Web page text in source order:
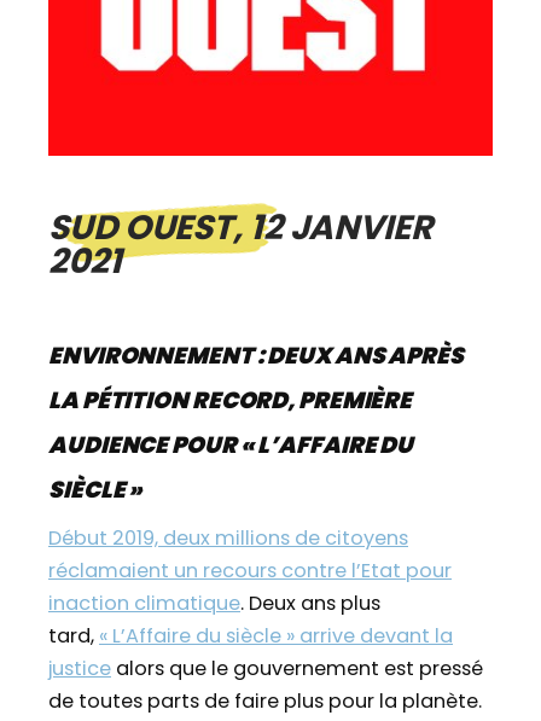
SUD OUEST, 12 JANVIER
2021
ENVIRONNEMENT : DEUX ANS APRÈS
LA PÉTITION RECORD, PREMIÈRE
AUDIENCE POUR « L’AFFAIRE DU
SIÈCLE »
Début 2019, deux millions de citoyens
réclamaient un recours contre l’Etat pour
inaction climatique. Deux ans plus
tard, « L’Affaire du siècle » arrive devant la
justice alors que le gouvernement est pressé
de toutes parts de faire plus pour la planète.